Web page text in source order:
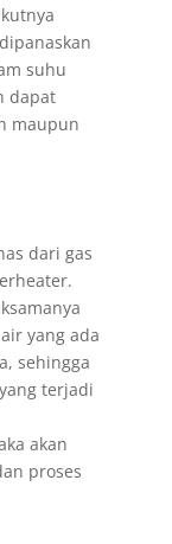
suhu
dapat
maupun
dari gas
yang ada
sehingga
terjadi
akan
proses